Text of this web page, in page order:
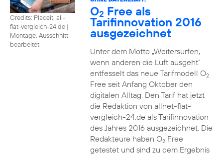
Credits: Placeit, all-
flat-vergleich-24.de |
Montage, Ausschnitt
bearbeitet
O2 Free als
Tarifinnovation 2016
ausgezeichnet
Unter dem Motto „Weitersurfen,
wenn anderen die Luft ausgeht“
entfesselt das neue Tarifmodell O2
Free seit Anfang Oktober den
digitalen Alltag. Den Tarif hat jetzt
die Redaktion von allnet-flat-
vergleich-24.de als Tarifinnovation
des Jahres 2016 ausgezeichnet. Die
Redakteure haben O2Free
getestet und sind zu dem Ergebnis